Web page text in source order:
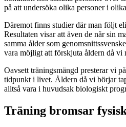
på att undersöka olika personer i
Däremot finns studier där man följt
Resultaten visar att även de når sin
samma ålder som
vara möjligt att förskjuta åldern då vi
Oavsett träningsmängd presterar vi
tidpunkt i livet. Åldern då vi börjar
alltså vara i huvudsak biologiskt
Träning bromsar